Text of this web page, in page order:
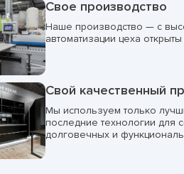
Свое производство
Наше производство — с
автоматизации цеха
Свой качественный
Мы используем только
последние технологии для
долговечных и